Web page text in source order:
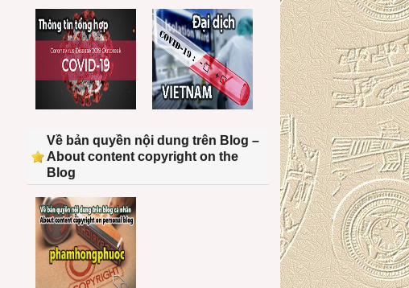
Về bản quyền nội dung trên Blog –
About content copyright on the
Blog